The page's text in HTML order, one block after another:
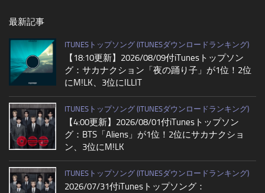
最新記事
ITUNESトップソング (ITUNESダウンロードランキング)
【18:10更新】2026/08/09付iTunesトップソン
グ：サカナクション「夜の踊り子」が1位！2位
にM!LK、3位にILLIT
ITUNESトップソング (ITUNESダウンロードランキング)
【4:00更新】2026/08/01付iTunesトップソン
グ：BTS「Aliens」が1位！2位にサカナクショ
ン、3位にM!LK
ITUNESトップソング (ITUNESダウンロードランキング)
2026/07/31付iTunesトップソング：